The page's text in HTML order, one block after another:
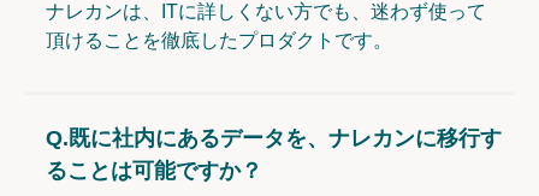
ナレカンは、ITに詳しくない方でも、迷わず使って
頂けることを徹底したプロダクトです。
Q.既に社内にあるデータを、ナレカンに移行す
ることは可能ですか？